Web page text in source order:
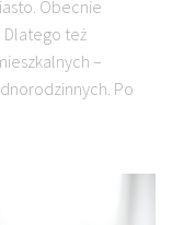
Obecnie
Dlatego też
–
Po